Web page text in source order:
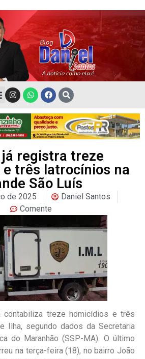
registra treze
e três latrocínios na
São Luís
de 2025
Daniel Santos
Comente
contabiliza treze homicídios e três
Ilha, segundo dados da Secretaria
do Maranhão (SSP-MA). O último
na terça-feira (18), no bairro João